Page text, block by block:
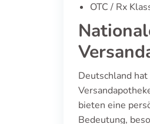
OTC / Rx
Deutschland
bieten eine
Bedeutung,